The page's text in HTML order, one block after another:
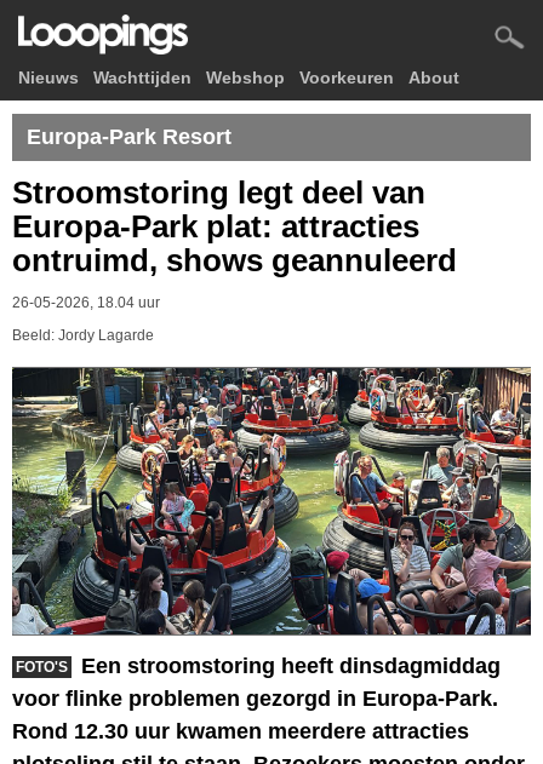
Nieuws Wachttijden Webshop Voorkeuren About
Europa-Park Resort
Stroomstoring legt deel van
Europa-Park plat: attracties
ontruimd, shows geannuleerd
26-05-2026, 18.04 uur
Beeld: Jordy Lagarde
FOTO'S
Een stroomstoring heeft dinsdagmiddag
voor flinke problemen gezorgd in Europa-Park.
Rond 12.30 uur kwamen meerdere attracties